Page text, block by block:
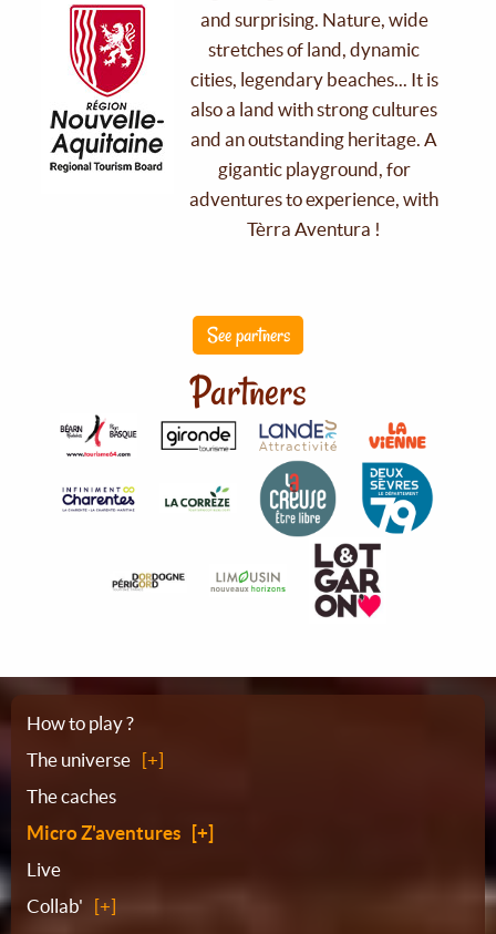
and surprising. Nature, wide
stretches of land, dynamic
cities, legendary beaches... It is
also a land with strong cultures
and an outstanding heritage. A
gigantic playground, for
adventures to experience, with
Tèrra Aventura !
See partners
Partners
Sitemap
How to play ?
The universe
The caches
Micro Z'aventures
Live
Collab'